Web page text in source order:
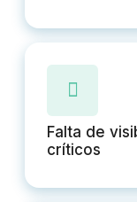
Falta de
críticos